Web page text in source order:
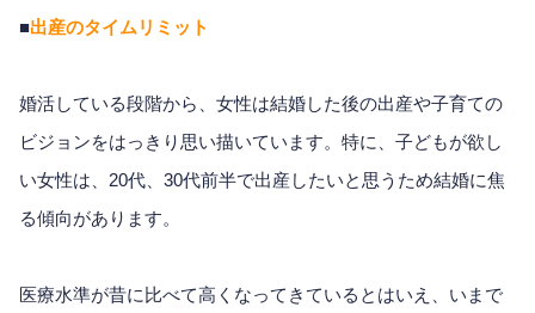
■出産のタイムリミット
婚活している段階から、女性は結婚した後の出産や子育ての
ビジョンをはっきり思い描いています。特に、子どもが欲し
い女性は、20代、30代前半で出産したいと思うため結婚に焦
る傾向があります。
医療水準が昔に比べて高くなってきているとはいえ、いまで